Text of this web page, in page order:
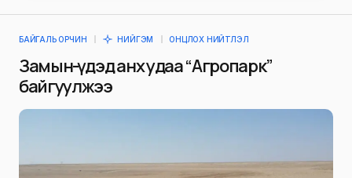
БАЙГАЛЬ ОРЧИН НИЙГЭМ ОНЦЛОХ НИЙТЛЭЛ
Замын-Үүдэд анх удаа “Агропарк”
байгуулжээ